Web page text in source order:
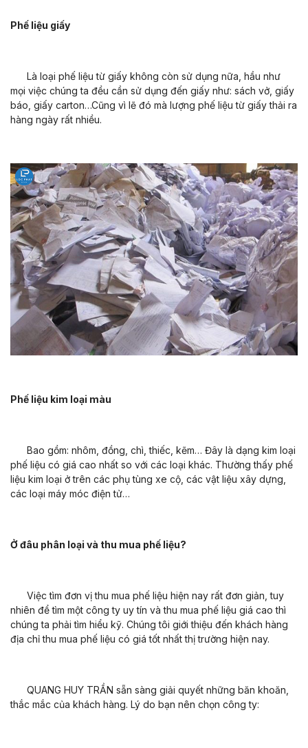
Phế liệu giấy
Là loại phế liệu từ giấy không còn sử dụng nữa, hầu như
mọi việc chúng ta đều cần sử dụng đến giấy như: sách vở, giấy
báo, giấy carton…Cũng vì lẽ đó mà lượng phế liệu từ giấy thải ra
hàng ngày rất nhiều.
Phế liệu kim loại màu
Bao gồm: nhôm, đồng, chì, thiếc, kẽm… Đây là dạng kim loại
phế liệu có giá cao nhất so với các loại khác. Thường thấy phế
liệu kim loại ở trên các phụ tùng xe cộ, các vật liệu xây dựng,
các loại máy móc điện tử…
Ở đâu phân loại và thu mua phế liệu?
Việc tìm đơn vị thu mua phế liệu hiện nay rất đơn giản, tuy
nhiên để tìm một công ty uy tín và thu mua phế liệu giá cao thì
chúng ta phải tìm hiểu kỹ. Chúng tôi giới thiệu đến khách hàng
địa chỉ thu mua phế liệu có giá tốt nhất thị trường hiện nay.
QUANG HUY TRẦN sẵn sàng giải quyết những băn khoăn,
thắc mắc của khách hàng. Lý do bạn nên chọn công ty: